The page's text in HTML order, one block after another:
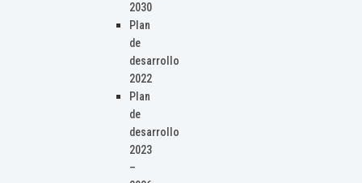
2030
Plan
de
desarrollo
2022
Plan
de
desarrollo
2023
–